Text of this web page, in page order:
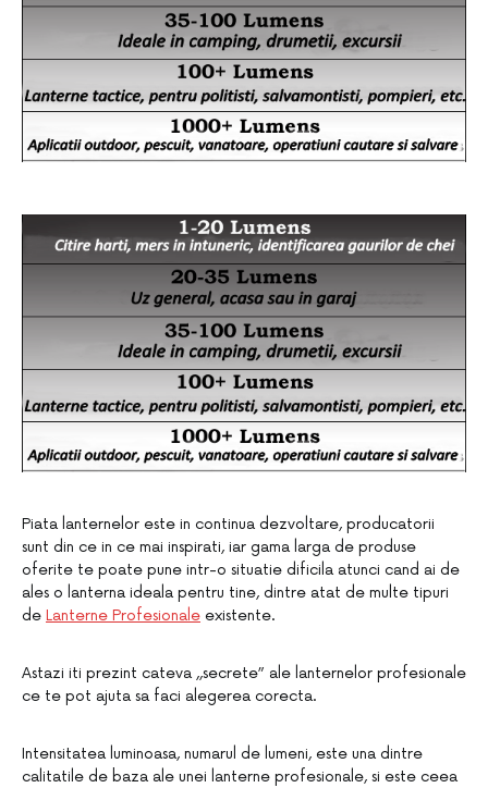
Piata lanternelor este in continua dezvoltare, producatorii
sunt din ce in ce mai inspirati, iar gama larga de produse
oferite te poate pune intr-o situatie dificila atunci cand ai de
ales o lanterna ideala pentru tine, dintre atat de multe tipuri
de Lanterne Profesionale existente.
Astazi iti prezint cateva ,,secrete” ale lanternelor profesionale
ce te pot ajuta sa faci alegerea corecta.
Intensitatea luminoasa, numarul de lumeni, este una dintre
calitatile de baza ale unei lanterne profesionale, si este ceea